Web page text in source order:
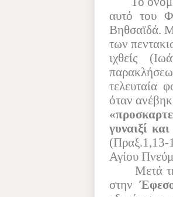
αυτό του
Βηθσαϊδά.
των
ιχθείς
τελευταία
όταν
γυναιξί
(Πραξ.1,13-
Αγίου
Μετά
στην